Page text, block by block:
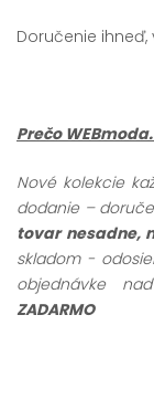
Doručenie
Prečo
Nové kolekcie
dodanie –
tovar nesadne,
skladom -
objednávke
ZADARMO